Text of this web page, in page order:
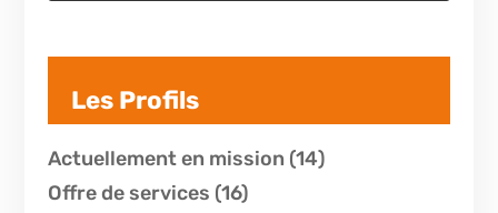
Les Profils
Actuellement en mission (14)
Offre de services (16)